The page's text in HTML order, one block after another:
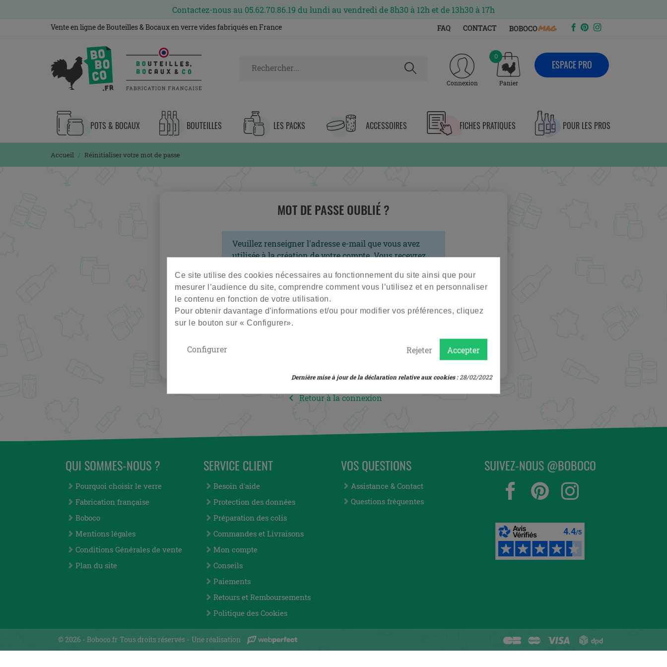
Contactez-nous au 05.62.70.86.19 du lundi au vendredi de 8h30 à 12h et de 13h30 à 17h
Vente en ligne de Bouteilles & Bocaux en verre vides fabriqués en France FAQ CONTACT BOBOCOmag
Connexion Panier
0
ESPACE PRO
POTS & BOCAUX BOUTEILLES LES PACKS ACCESSOIRES FICHES PRATIQUES POUR LES PROS
Accueil Réinitialiser votre mot de passe
MOT DE PASSE OUBLIÉ ?
Veuillez renseigner l'adresse e-mail que vous avez
utilisée à la création de votre compte. Vous recevrez
passe.
Adresse e-mail
 Retour à la connexion
QUI SOMMES-NOUS ?
Pourquoi choisir le verre
Fabrication française
Boboco
Mentions légales
Conditions Générales de vente
Plan du site
SERVICE CLIENT
Besoin d'aide
Protection des données
Préparation des colis
Commandes et Livraisons
Mon compte
Conseils
Paiements
Retours et Remboursements
Politique des Cookies
VOS QUESTIONS
Assistance & Contact
Questions fréquentes
SUIVEZ-NOUS @BOBOCO
© 2026 - Boboco.fr Tous droits réservés - Une réalisation
Ce site utilise des cookies nécessaires au fonctionnement du site ainsi que pour
mesurer l’audience du site, comprendre comment vous l’utilisez et en personnaliser
le contenu en fonction de votre utilisation.
Pour obtenir davantage d'informations et/ou pour modifier vos préférences, cliquez
sur le bouton sur « Configurer».
Accepter
Rejeter
Configurer
Dernière mise à jour de la déclaration relative aux cookies :28/02/2022